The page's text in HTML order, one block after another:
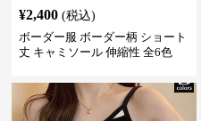
¥2,400 (税込)
ボーダー服 ボーダー柄 ショート
丈 キャミソール 伸縮性 全6色